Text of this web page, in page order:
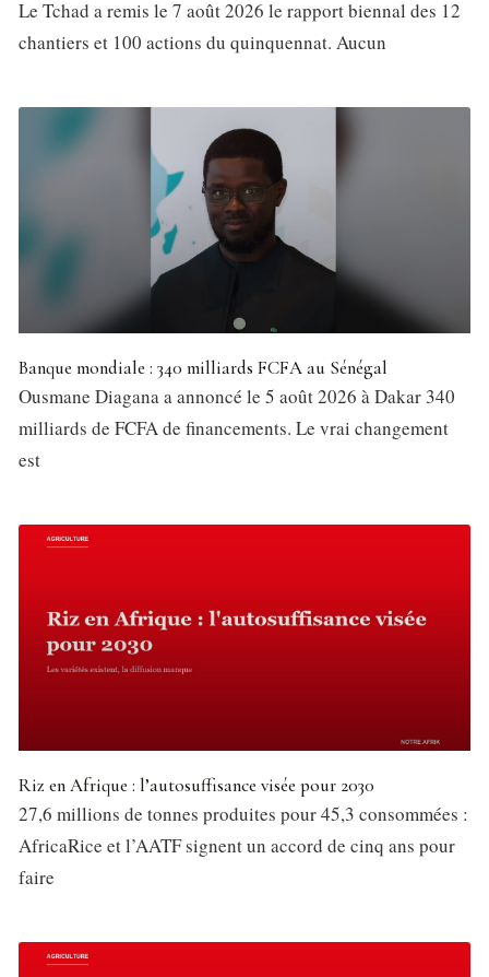
Le Tchad a remis le 7 août 2026 le rapport biennal des 12
chantiers et 100 actions du quinquennat. Aucun
Banque mondiale : 340 milliards FCFA au Sénégal
Ousmane Diagana a annoncé le 5 août 2026 à Dakar 340
milliards de FCFA de financements. Le vrai changement
est
Riz en Afrique : l’autosuffisance visée pour 2030
27,6 millions de tonnes produites pour 45,3 consommées :
AfricaRice et l’AATF signent un accord de cinq ans pour
faire